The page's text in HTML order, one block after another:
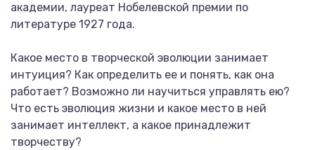
академии, лауреат Нобелевской премии по
литературе 1927 года.
Какое место в творческой эволюции занимает
интуиция? Как определить ее и понять, как она
работает? Возможно ли научиться управлять ею?
Что есть эволюция жизни и какое место в ней
занимает интеллект, а какое принадлежит
творчеству?